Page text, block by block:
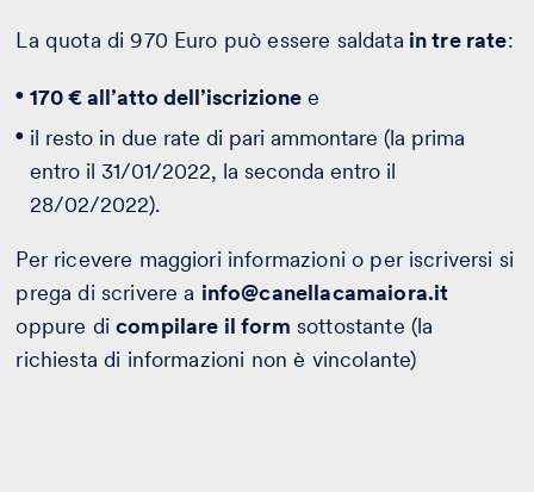
La quota di 970 Euro può essere saldata in tre rate:
170 € all’atto dell’iscrizione e
il resto in due rate di pari ammontare (la prima
entro il 31/01/2022, la seconda entro il
28/02/2022).
Per ricevere maggiori informazioni o per iscriversi si
prega di scrivere a info@canellacamaiora.it
oppure dicompilare il form sottostante (la
richiesta di informazioni non è vincolante)